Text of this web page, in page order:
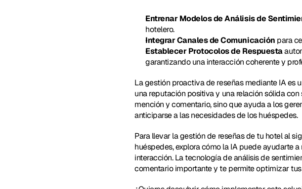
Entrenar Modelos de Análisis de
hotelero.
Integrar Canales de Comunicación para
Establecer Protocolos de Respuesta
garantizando una interacción coherente y
La gestión proactiva de reseñas mediante IA es
una reputación positiva y una relación sólida
mención y comentario, sino que ayuda a los
anticiparse a las necesidades de los huéspedes.
Para llevar la gestión de reseñas de tu hotel al
huéspedes, explora cómo la IA puede ayudarte
interacción. La tecnología de análisis de
comentario importante y te permite optimizar